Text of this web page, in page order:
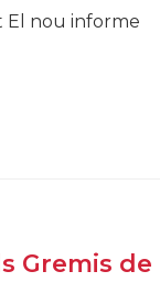
El nou informe
Gremis de